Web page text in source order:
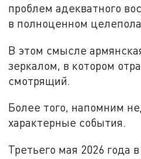
проблем адекватного
в полноценном
В этом смысле
зеркалом, в котором
смотрящий.
Более того, напомним
характерные события.
Третьего мая 2026 года